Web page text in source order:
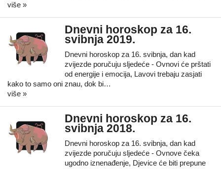
više »
Dnevni horoskop za 16.
svibnja 2019.
Dnevni horoskop za 16. svibnja, dan kad
zvijezde poručuju sljedeće - Ovnovi će prštati
od energije i emocija, Lavovi trebaju zasjati
kako to samo oni znau, dok bi…
više »
Dnevni horoskop za 16.
svibnja 2018.
Dnevni horoskop za 16. svibnja, dan kad
zvijezde poručuju sljedeće - Ovnove čeka
ugodno iznenađenje, Djevice će biti prepune